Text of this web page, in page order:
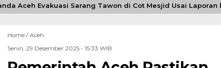
Aceh Evakuasi Sarang Tawon di Cot Mesjid Usai Laporan ke
Home /Aceh
Senin, 29 Desember 2025 - 15:33 WIB